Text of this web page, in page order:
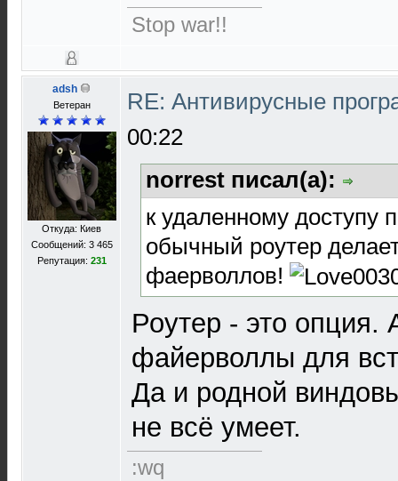
Stop war!!
adsh
Ветеран
Откуда: Киев
Сообщений: 3 465
Репутация: 231
RE: Антивирусные
00:22
norrest писал(а):
к удаленному доступу
обычный роутер
фаерволлов!
Роутер - это опция.
файерволлы для
Да и родной
не всё умеет.
:wq